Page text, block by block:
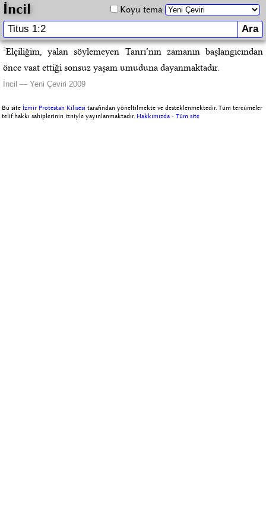
İncil Koyu tema
2Elçiliğim, yalan söylemeyen Tanrı’nın zamanın başlangıcından
önce vaat ettiği sonsuz yaşam umuduna dayanmaktadır.
İncil — Yeni Çeviri 2009
Bu site İzmir Protestan Kilisesi tarafından yöneltilmekte ve desteklenmektedir. Tüm tercümeler
telif hakkı sahiplerinin izniyle yayınlanmaktadır. Hakkımızda -Tüm site